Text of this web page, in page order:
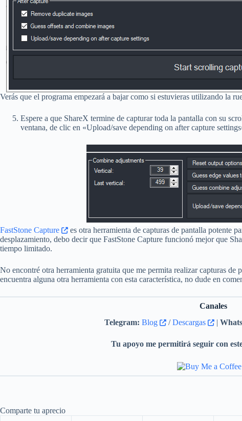
Verás que el programa empezará a bajar como si estuvieras utilizando la
Espere a que ShareX termine de capturar toda la pantalla con su
ventana, de clic en «Upload/save depending on after capture
FastStone Capture
es otra herramienta de capturas de pantalla potente
desplazamiento, debo decir que FastStone Capture funcionó mejor que
tiempo limitado.
No encontré otra herramienta gratuita que me permita realizar capturas de
encuentra alguna otra herramienta con esta característica, no dude en
Canales
Telegram: Blog /Descargas |
Tu apoyo me permitirá seguir con
Comparte tu aprecio